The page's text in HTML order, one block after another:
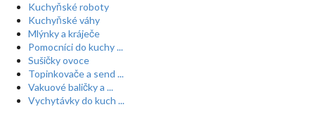
Kuchyňské roboty
Kuchyňské váhy
Mlýnky a kráječe
Pomocníci do kuchy ...
Sušičky ovoce
Topinkovače a send ...
Vakuové baličky a ...
Vychytávky do kuch ...